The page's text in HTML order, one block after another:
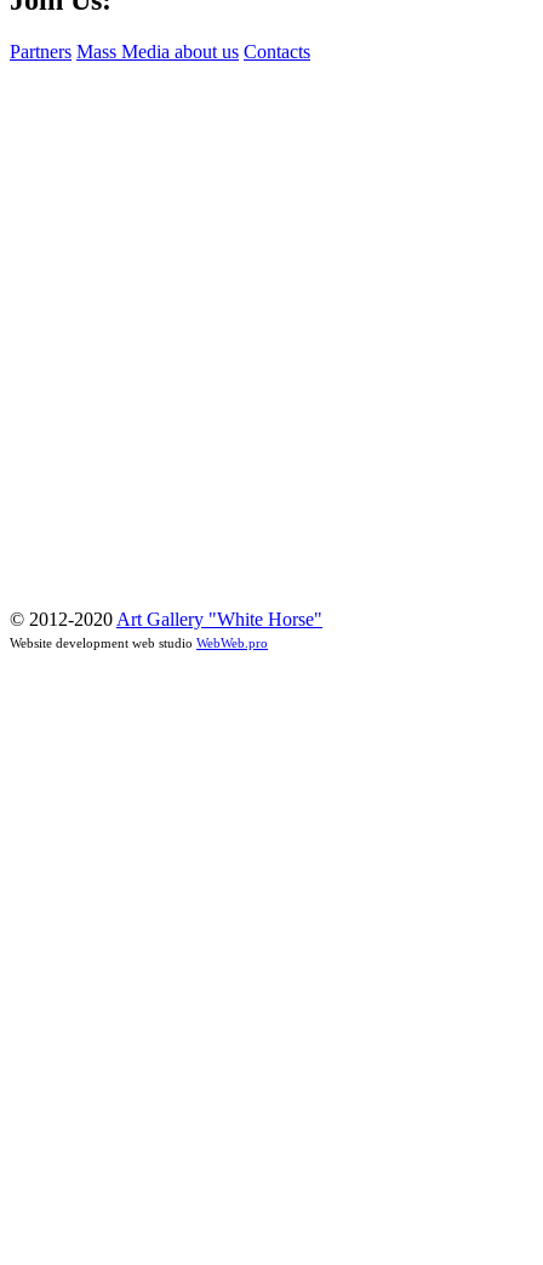
Partners Mass Media about us Contacts
© 2012-2020 Art Gallery "White Horse"
Website development web studio WebWeb.pro